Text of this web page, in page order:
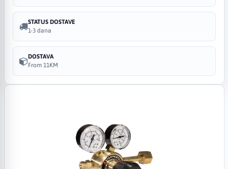
STATUS DOSTAVE
1-3 dana
DOSTAVA
From 11KM